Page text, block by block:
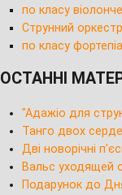
по класу
Струнний
по класу
ОСТАННІ
"Адажіо для
Танго двох
Дві новорічні
Вальс уходящей
Подарунок до